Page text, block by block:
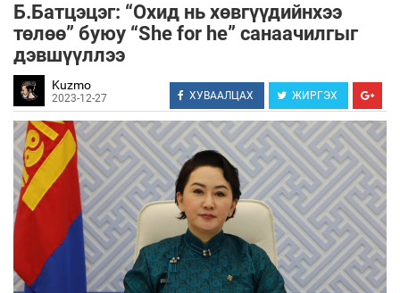
Б.Батцэцэг: “Охид нь хөвгүүдийнхээ
төлөө” буюу “She for he” санаачилгыг
дэвшүүллээ
Kuzmo
2023-12-27 ХУВААЛЦАХ ЖИРГЭХ